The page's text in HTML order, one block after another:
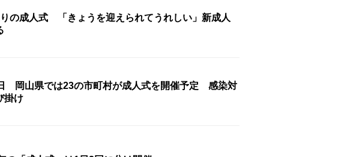
の成人式 「きょうを迎えられてうれしい」新成人
岡山県では23の市町村が成人式を開催予定 感染対
掛け